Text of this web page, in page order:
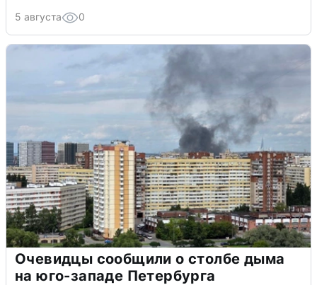
5 августа 0
Очевидцы сообщили о столбе дыма
на юго-западе Петербурга